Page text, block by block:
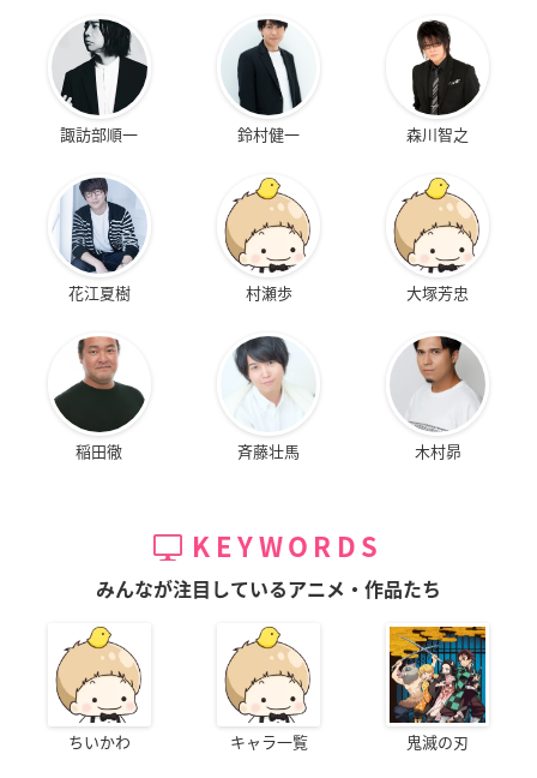
諏訪部順一 鈴村健一 森川智之
花江夏樹 村瀬歩 大塚芳忠
稲田徹 斉藤壮馬 木村昴
KEYWORDS
みんなが注目しているアニメ・作品たち
ちいかわ キャラ一覧 鬼滅の刃